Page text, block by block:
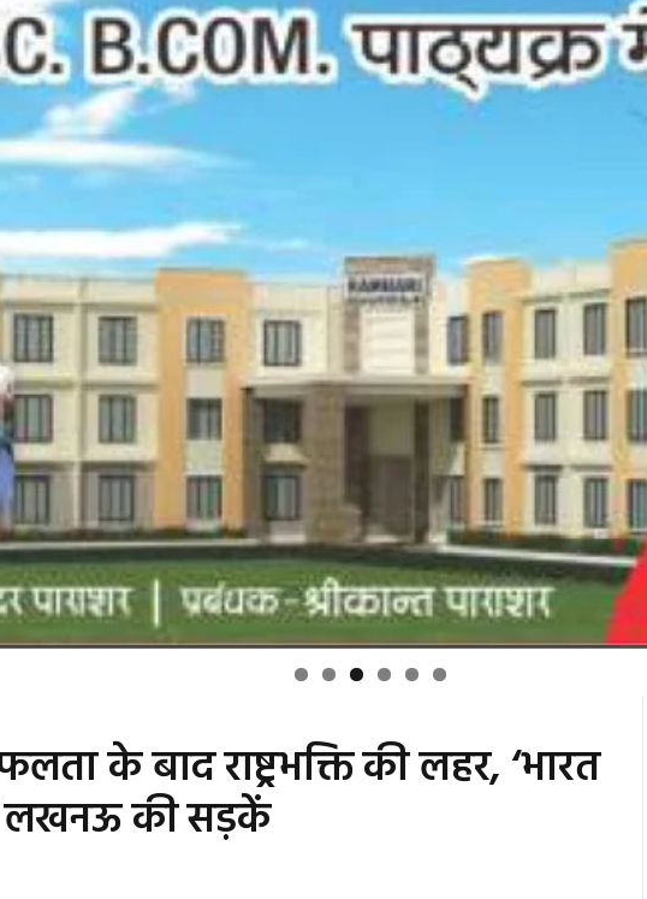
के बाद राष्ट्रभक्ति की लहर, ‘भारत
लखनऊ की सड़कें